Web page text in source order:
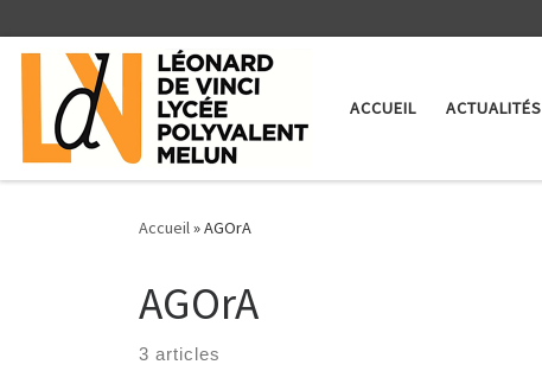
Skip to content
ACCUEIL ACTUALITÉS
Accueil»AGOrA
AGOrA
3 articles